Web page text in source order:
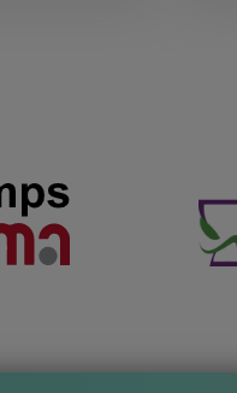
y las indicaciones
en